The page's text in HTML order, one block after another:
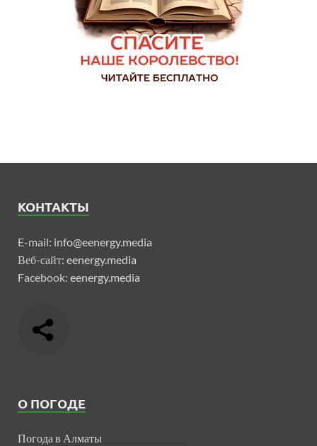
КОНТАКТЫ
E-mail: info@eenergy.media
Веб-сайт: eenergy.media
Facebook: eenergy.media
О ПОГОДЕ
Погода в Алматы